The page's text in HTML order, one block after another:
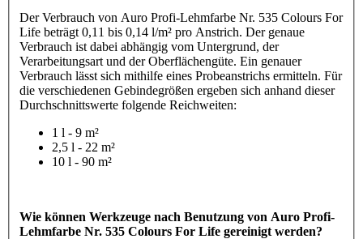
Der Verbrauch von Auro Profi-Lehmfarbe Nr. 535 Colours For
Life beträgt 0,11 bis 0,14 l/m² pro Anstrich. Der genaue
Verbrauch ist dabei abhängig vom Untergrund, der
Verarbeitungsart und der Oberflächengüte. Ein genauer
Verbrauch lässt sich mithilfe eines Probeanstrichs ermitteln. Für
die verschiedenen Gebindegrößen ergeben sich anhand dieser
Durchschnittswerte folgende Reichweiten:
1 l - 9 m²
2,5 l - 22 m²
10 l - 90 m²
Wie können Werkzeuge nach Benutzung von Auro Profi-
Lehmfarbe Nr. 535 Colours For Life gereinigt werden?